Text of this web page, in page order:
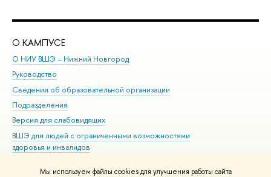
Мы используем файлы cookies для улучшения работы сайта
О КАМПУСЕ
О НИУ ВШЭ – Нижний Новгород
Руководство
Сведения об образовательной организации
Подразделения
Версия для слабовидящих
ВШЭ для людей с ограниченными возможностями
здоровья и инвалидов